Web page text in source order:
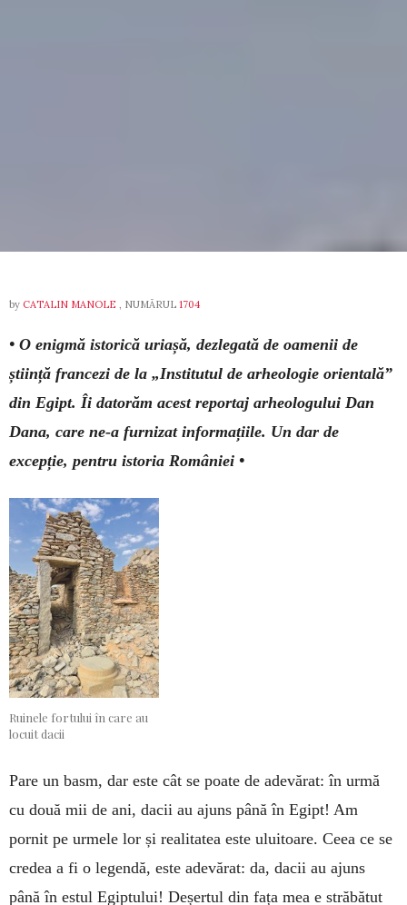
by CATALIN MANOLE , NUMĂRUL 1704
• O enigmă istorică uriașă, dezlegată de oamenii de
știință francezi de la „Institutul de arheologie ori­en­tală”
din Egipt. Îi datorăm acest reportaj ar­heo­logului Dan
Dana, care ne-a furnizat infor­mațiile. Un dar de
excepție, pentru istoria României •
Ruinele fortului în care au
locuit dacii
Pare un basm, dar este cât se poate de ade­vărat: în urmă
cu două mii de ani, dacii au ajuns până în Egipt! Am
pornit pe urmele lor și realitatea este uluitoare. Ceea ce se
credea a fi o legendă, este adevărat: da, dacii au ajuns
până în estul Egiptului! Deșertul din fața mea e străbătut